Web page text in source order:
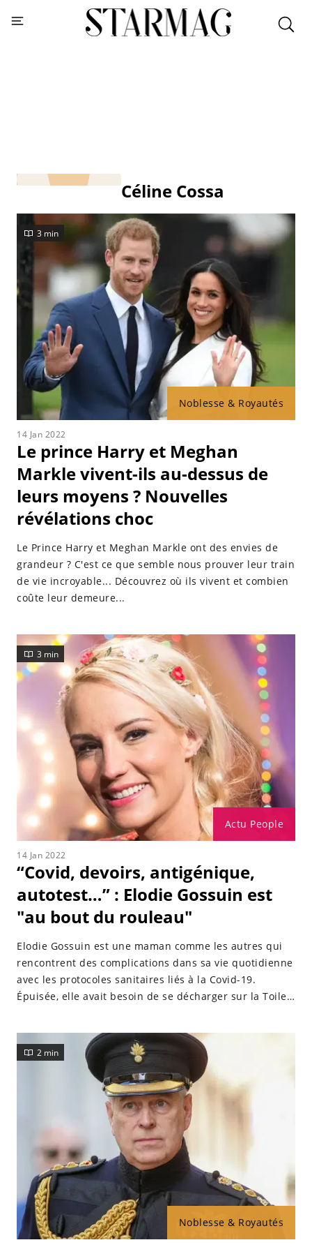
Céline Cossa
Noblesse & Royautés
3 min
14 Jan 2022
Le prince Harry et Meghan
Markle vivent-ils au-dessus de
leurs moyens ? Nouvelles
révélations choc
Le Prince Harry et Meghan Markle ont des envies de
grandeur ? C'est ce que semble nous prouver leur train
de vie incroyable... Découvrez où ils vivent et combien
coûte leur demeure...
Actu People
3 min
14 Jan 2022
“Covid, devoirs, antigénique,
autotest…” : Elodie Gossuin est
"au bout du rouleau"
Elodie Gossuin est une maman comme les autres qui
rencontrent des complications dans sa vie quotidienne
avec les protocoles sanitaires liés à la Covid-19.
Épuisée, elle avait besoin de se décharger sur la Toile.
Noblesse & Royautés
2 min